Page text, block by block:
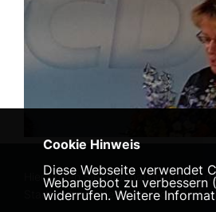
Hier finden Sie Informationen über
Stadtverband Hessisch Oldendorf
Cookie Hinweis
Diese Webseite verwendet
Webangebot zu verbessern
widerrufen. Weitere